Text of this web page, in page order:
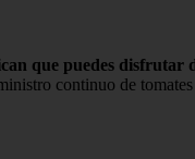
que puedes disfrutar
continuo de